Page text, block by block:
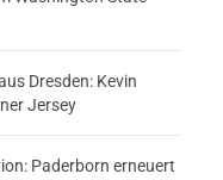
Dresden: Kevin
Jersey
Paderborn erneuert